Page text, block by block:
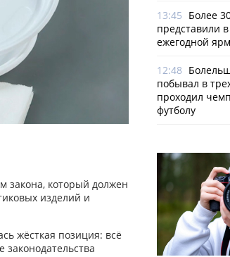
закона, который должен
изделий и
жёсткая позиция: всё
13:45 Более
представили
ежегодной
12:48
побывал в
проходил
футболу